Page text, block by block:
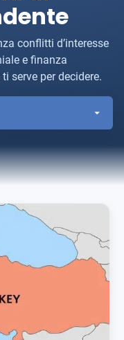
conflitti d’interesse
e finanza
serve per decidere.